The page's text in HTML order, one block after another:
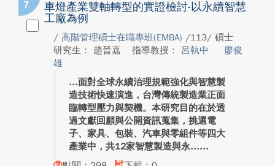
7
車燈產業雙軸轉型的實證檢討-以永續智慧
工廠為例
/ 高階管理碩士在職專班(EMBA) /113/ 碩士
研究生： 趙晉嘉
指導教授： 呂執中
廖俊
雄
面對全球永續治理規範強化與智慧製
造技術快速演進，台灣傳統製造業正面
臨轉型壓力與契機。本研究目的在於透
過文獻回顧與公開資訊蒐集，挑選電
子、家具、包裝、汽車與零組件等四大
產業中，共12家智慧製造與永...